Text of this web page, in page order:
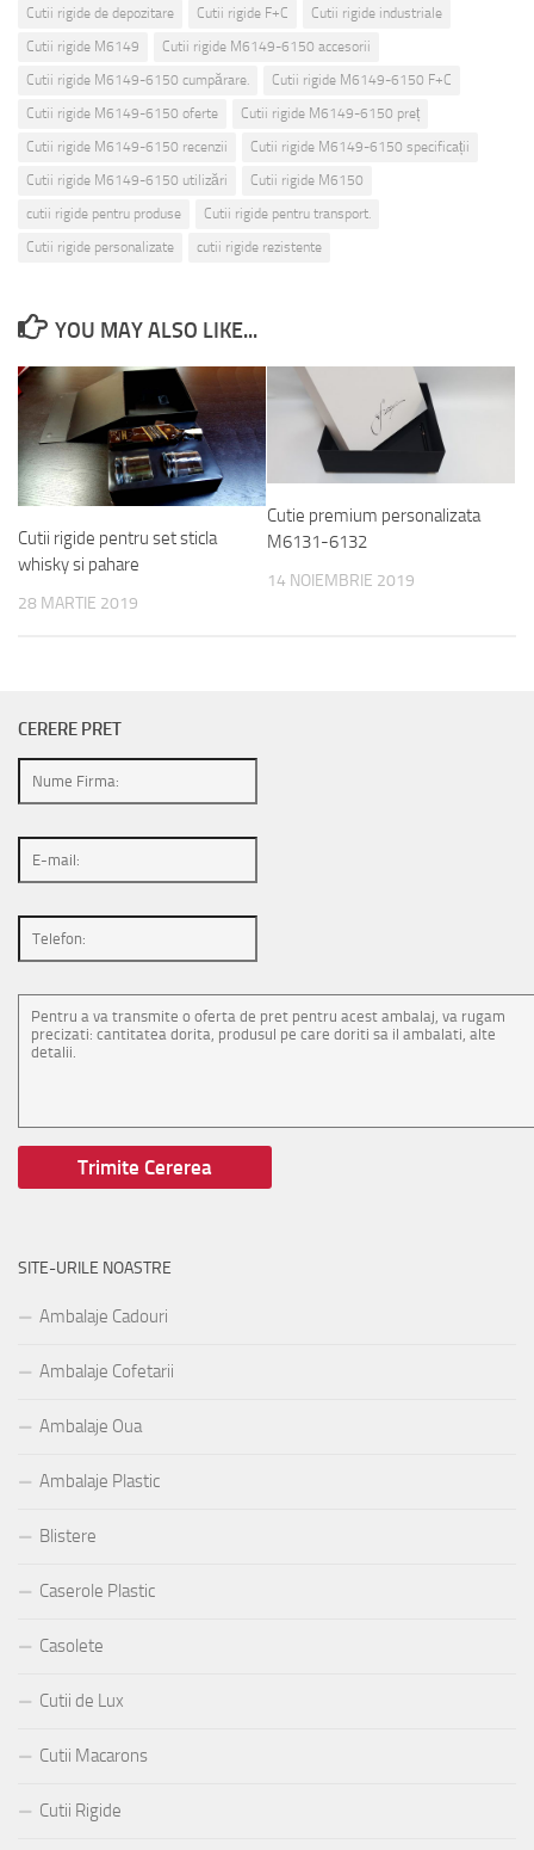
Cutii rigide de depozitare Cutii rigide F+C
Cutii rigide industriale
Cutii rigide M6149
Cutii rigide M6149-6150 accesorii
Cutii rigide M6149-6150 cumpărare.
Cutii rigide M6149-6150 F+C
Cutii rigide M6149-6150 oferte
Cutii rigide M6149-6150 preț
Cutii rigide M6149-6150 recenzii
Cutii rigide M6149-6150 specificații
Cutii rigide M6149-6150 utilizări
Cutii rigide M6150
cutii rigide pentru produse
Cutii rigide pentru transport.
Cutii rigide personalizate
cutii rigide rezistente
YOU MAY ALSO LIKE...
Cutii rigide pentru set sticla
whisky si pahare
28 MARTIE 2019
Cutie premium personalizata
M6131-6132
14 NOIEMBRIE 2019
CERERE PRET
SITE-URILE NOASTRE
Ambalaje Cadouri
Ambalaje Cofetarii
Ambalaje Oua
Ambalaje Plastic
Blistere
Caserole Plastic
Casolete
Cutii de Lux
Cutii Macarons
Cutii Rigide